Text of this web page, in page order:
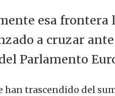
esa frontera
a cruzar
Parlamento
han trascendido del